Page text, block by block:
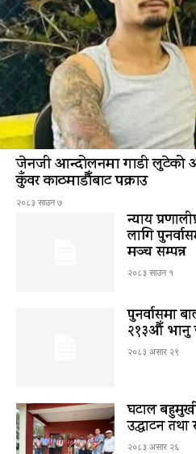
जेनजी आन्दोलनमा गाडी लुटेको
कुँवर काठमाडौँबाट पक्राउ
२०८३ साउन ७
न्याय
लागि
मञ्च सम्पन्न
२०८३ साउन १
पुनर्वासमा
२१३औँ भानु
२०८३ असार २९
घटाल
उद्घाटन तथा
२०८३ असार २६